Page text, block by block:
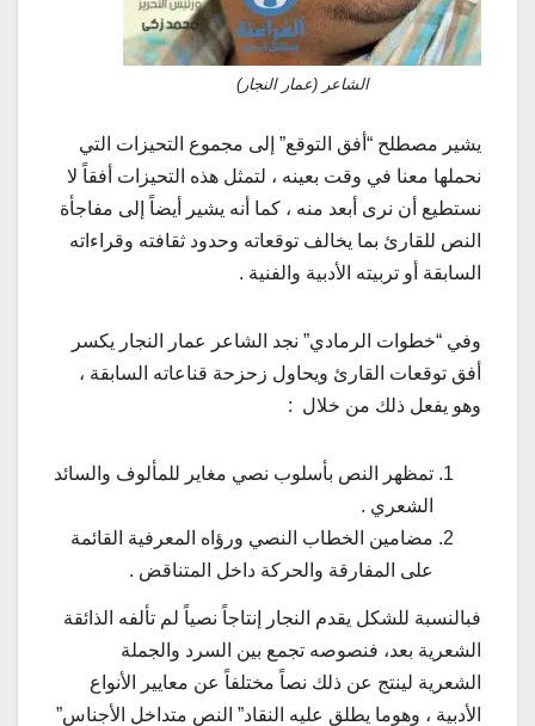
الشاعر (عمار النجار)
يشير مصطلح “أفق التوقع” إلى مجموع التحيزات التي
نحملها معنا في وقت بعينه ، لتمثل هذه التحيزات أفقاً لا
نستطيع أن نرى أبعد منه ، كما أنه يشير أيضاً إلى مفاجأة
النص للقارئ بما يخالف توقعاته وحدود ثقافته وقراءاته
السابقة أو تربيته الأدبية والفنية .
وفي “خطوات الرمادي” نجد الشاعر عمار النجار يكسر
أفق توقعات القارئ ويحاول زحزحة قناعاته السابقة ،
وهو يفعل ذلك من خلال :
تمظهر النص بأسلوب نصي مغاير للمألوف والسائد
الشعري .
مضامين الخطاب النصي ورؤاه المعرفية القائمة
على المفارقة والحركة داخل المتناقض .
فبالنسبة للشكل يقدم النجار إنتاجاً نصياً لم تألفه الذائقة
الشعرية بعد، فنصوصه تجمع بين السرد والجملة
الشعرية لينتج عن ذلك نصاً مختلفاً عن معايير الأنواع
الأدبية ، وهوما يطلق عليه النقاد” النص متداخل الأجناس”